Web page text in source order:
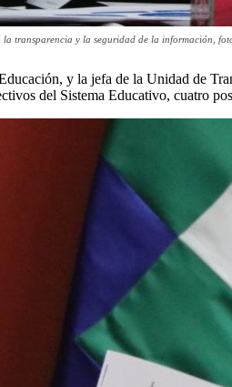
la transparencia y la seguridad de la información,
y la jefa de la Unidad de
del Sistema Educativo, cuatro